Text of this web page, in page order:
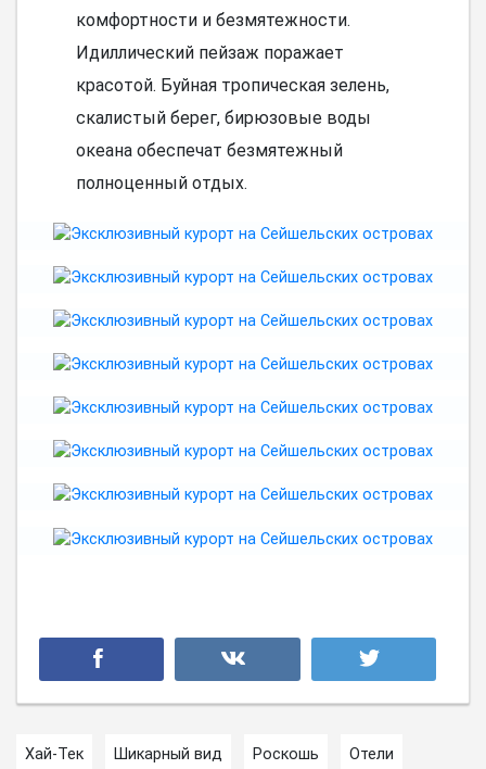
комфортности и безмятежности.
Идиллический пейзаж поражает
красотой. Буйная тропическая зелень,
скалистый берег, бирюзовые воды
океана обеспечат безмятежный
полноценный отдых.
Хай-Тек Шикарный вид Роскошь Отели